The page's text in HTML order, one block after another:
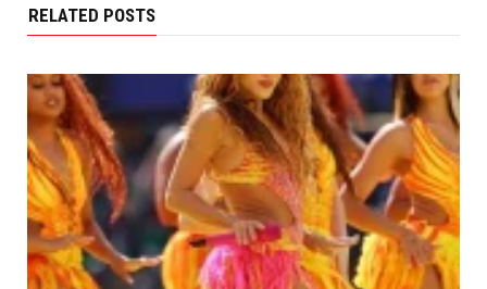
RELATED POSTS